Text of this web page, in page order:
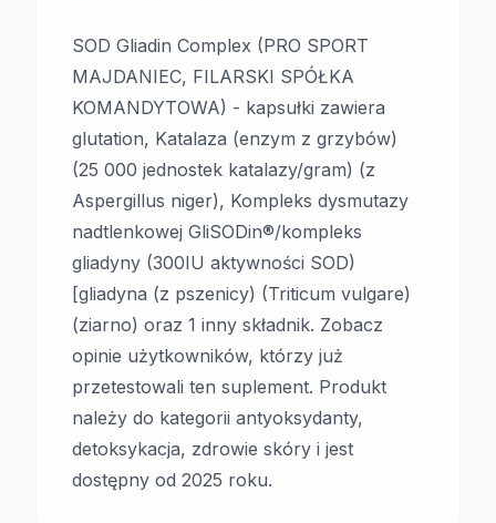
SOD Gliadin Complex (PRO SPORT
MAJDANIEC, FILARSKI SPÓŁKA
KOMANDYTOWA) - kapsułki zawiera
glutation, Katalaza (enzym z grzybów)
(25 000 jednostek katalazy/gram) (z
Aspergillus niger), Kompleks dysmutazy
nadtlenkowej GliSODin®/kompleks
gliadyny (300IU aktywności SOD)
[gliadyna (z pszenicy) (Triticum vulgare)
(ziarno) oraz 1 inny składnik. Zobacz
opinie użytkowników, którzy już
przetestowali ten suplement. Produkt
należy do kategorii antyoksydanty,
detoksykacja, zdrowie skóry i jest
dostępny od 2025 roku.